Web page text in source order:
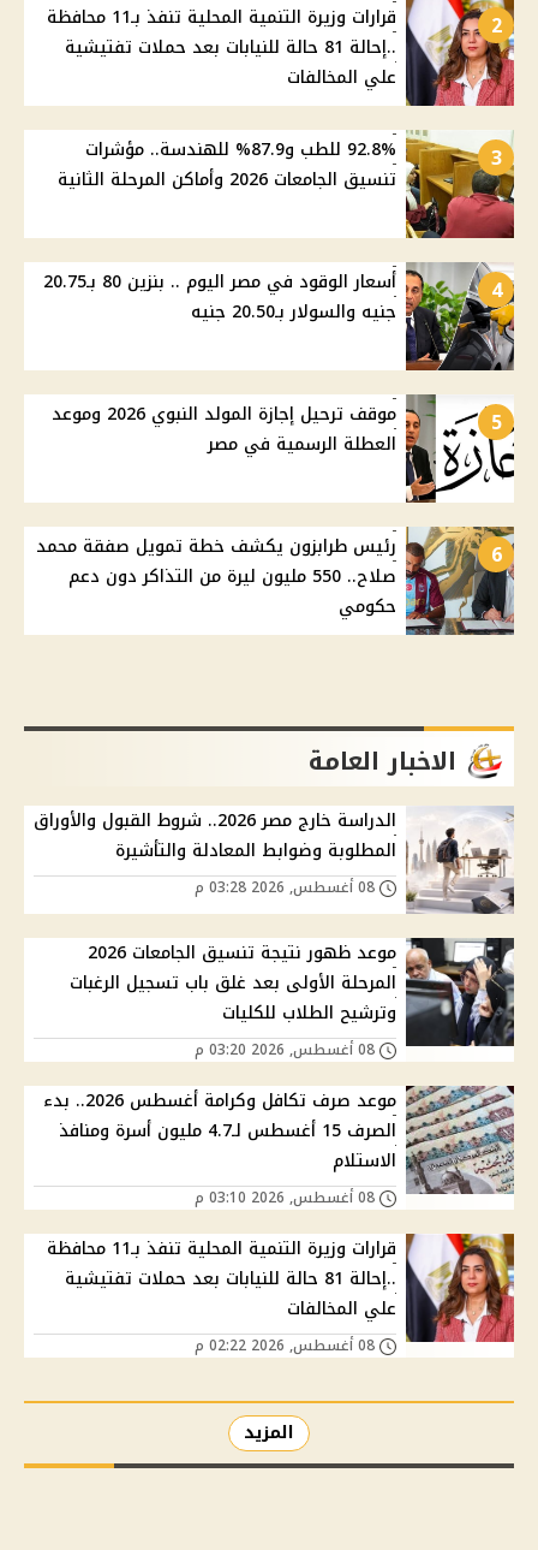
2
قرارات وزيرة التنمية المحلية تنفذ بـ11 محافظة
..إحالة 81 حالة للنيابات بعد حملات تفتيشية
علي المخالفات
3
92.8% للطب و87.9% للهندسة.. مؤشرات
تنسيق الجامعات 2026 وأماكن المرحلة الثانية
4
أسعار الوقود في مصر اليوم .. بنزين 80 بـ20.75
جنيه والسولار بـ20.50 جنيه
5
موقف ترحيل إجازة المولد النبوي 2026 وموعد
العطلة الرسمية في مصر
6
رئيس طرابزون يكشف خطة تمويل صفقة محمد
صلاح.. 550 مليون ليرة من التذاكر دون دعم
حكومي
الاخبار العامة
الدراسة خارج مصر 2026.. شروط القبول والأوراق
المطلوبة وضوابط المعادلة والتأشيرة
موعد ظهور نتيجة تنسيق الجامعات 2026
المرحلة الأولى بعد غلق باب تسجيل الرغبات
وترشيح الطلاب للكليات
موعد صرف تكافل وكرامة أغسطس 2026.. بدء
الصرف 15 أغسطس لـ4.7 مليون أسرة ومنافذ
الاستلام
قرارات وزيرة التنمية المحلية تنفذ بـ11 محافظة
..إحالة 81 حالة للنيابات بعد حملات تفتيشية
علي المخالفات
المزيد